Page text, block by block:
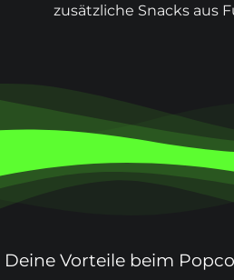
zusätzliche Snacks aus
Deine Vorteile beim